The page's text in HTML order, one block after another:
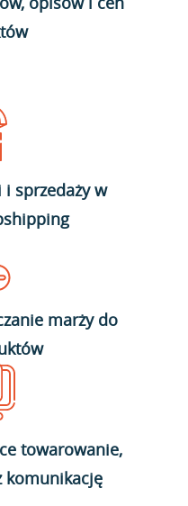
i sprzedaży w
marży do
towarowanie,
komunikację